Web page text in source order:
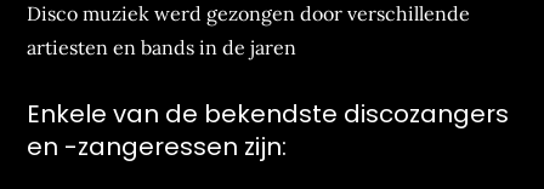
Disco muziek werd gezongen door verschillende
artiesten en bands in de jaren
Enkele van de bekendste discozangers
en -zangeressen zijn: